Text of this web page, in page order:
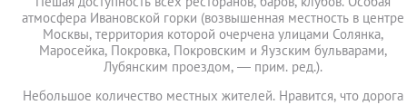
атмосфера Ивановской горки (возвышенная местность в центре
Москвы, территория которой очерчена улицами Солянка,
Маросейка, Покровка, Покровским и Яузским бульварами,
Лубянским проездом, — прим. ред.).
Небольшое количество местных жителей. Нравится, что дорога